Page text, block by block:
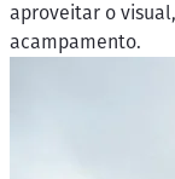
aproveitar o
acampamento.